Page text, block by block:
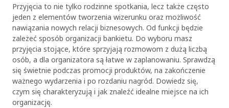
Przyjęcia to nie tylko rodzinne spotkania, lecz także często
jeden z elementów tworzenia wizerunku oraz możliwość
nawiązania nowych relacji biznesowych. Od funkcji będzie
zależeć sposób organizacji bankietu. Do wyboru masz
przyjęcia stojące, które sprzyjają rozmowom z dużą liczbą
osób, a dla organizatora są łatwe w zaplanowaniu. Sprawdzą
się świetnie podczas promocji produktów, na zakończenie
ważnego wydarzenia i po rozdaniu nagród. Dowiedz się,
czym się charakteryzują i jak znaleźć idealne miejsce na ich
organizację.